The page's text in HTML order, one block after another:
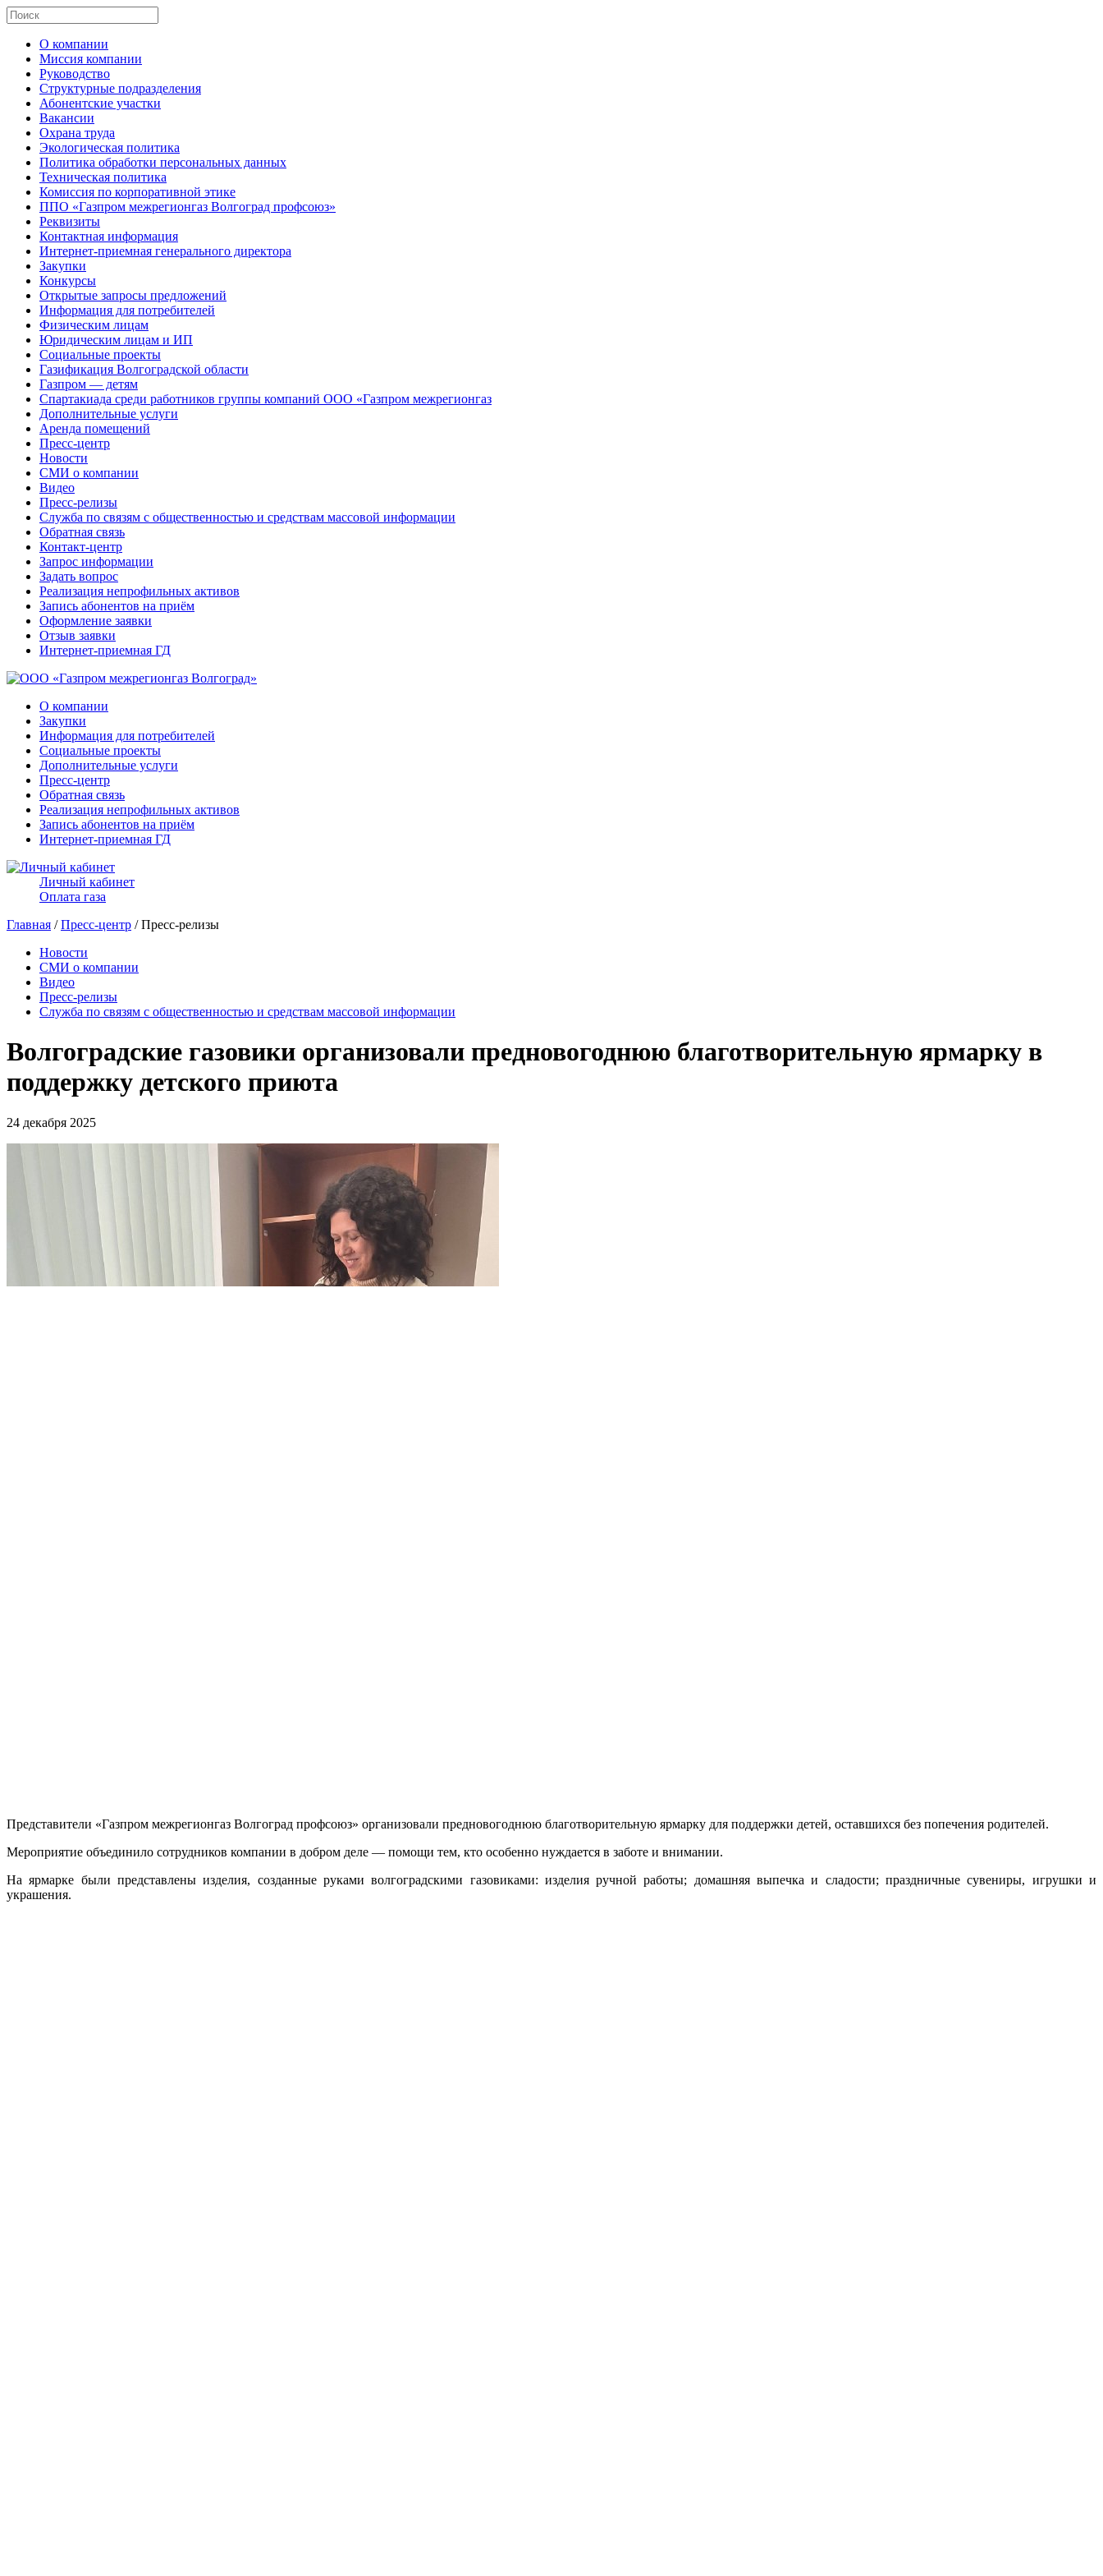
О компании
Миссия компании
Руководство
Структурные подразделения
Абонентские участки
Вакансии
Охрана труда
Экологическая политика
Политика обработки персональных данных
Техническая политика
Комиссия по корпоративной этике
ППО «Газпром межрегионгаз Волгоград профсоюз»
Реквизиты
Контактная информация
Интернет-приемная генерального директора
Закупки
Конкурсы
Открытые запросы предложений
Информация для потребителей
Физическим лицам
Юридическим лицам и ИП
Социальные проекты
Газификация Волгоградской области
Газпром — детям
Спартакиада среди работников группы компаний ООО «Газпром межрегионгаз
Дополнительные услуги
Аренда помещений
Пресс-центр
Новости
СМИ о компании
Видео
Пресс-релизы
Служба по связям с общественностью и средствам массовой информации
Обратная связь
Контакт-центр
Запрос информации
Задать вопрос
Реализация непрофильных активов
Запись абонентов на приём
Оформление заявки
Отзыв заявки
Интернет-приемная ГД
О компании
Закупки
Информация для потребителей
Социальные проекты
Дополнительные услуги
Пресс-центр
Обратная связь
Реализация непрофильных активов
Запись абонентов на приём
Интернет-приемная ГД
Личный кабинет
Оплата газа
Главная /Пресс-центр / Пресс-релизы
Новости
СМИ о компании
Видео
Пресс-релизы
Служба по связям с общественностью и средствам массовой информации
Волгоградские газовики организовали предновогоднюю благотворительную ярмарку в
поддержку детского приюта
24 декабря 2025
Представители «Газпром межрегионгаз Волгоград профсоюз» организовали предновогоднюю благотворительную ярмарку для поддержки детей, оставшихся без попечения родителей.
Мероприятие объединило сотрудников компании в добром деле — помощи тем, кто особенно нуждается в заботе и внимании.
На ярмарке были представлены изделия, созданные руками волгоградскими газовиками: изделия ручной работы; домашняя выпечка и сладости; праздничные сувениры, игрушки и
украшения.